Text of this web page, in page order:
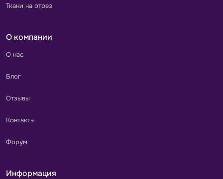
Ткани на отрез
О компании
О нас
Блог
Отзывы
Контакты
Форум
Информация